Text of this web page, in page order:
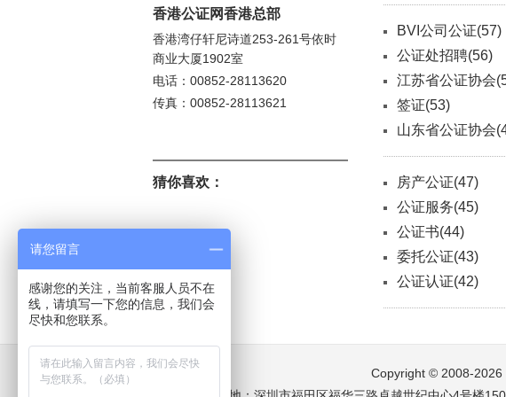
香港公证网香港总部
香港湾仔轩尼诗道253-261号依时
商业大厦1902室
电话：00852-28113620
传真：00852-28113621
猜你喜欢：
BVI公司公证(57)
公证处招聘(56)
江苏省公证协会
签证(53)
山东省公证协会
房产公证(47)
公证服务(45)
公证书(44)
委托公证(43)
公证认证(42)
Copyright © 2008-2026
请您留言
感谢您的关注，当前客服人员不在
线，请填写一下您的信息，我们会
尽快和您联系。